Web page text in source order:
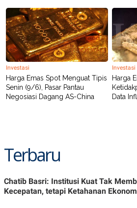
Investasi
Harga Emas Spot Menguat Tipis
Senin (9/6), Pasar Pantau
Negosiasi Dagang AS-China
Investasi
Harga
Data
Terbaru
Chatib Basri: Institusi Kuat Tak
Kecepatan, tetapi Ketahanan